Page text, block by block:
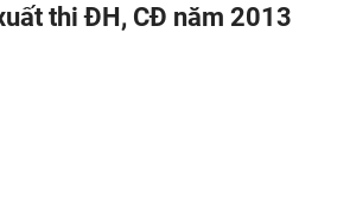
thi ĐH, CĐ năm 2013